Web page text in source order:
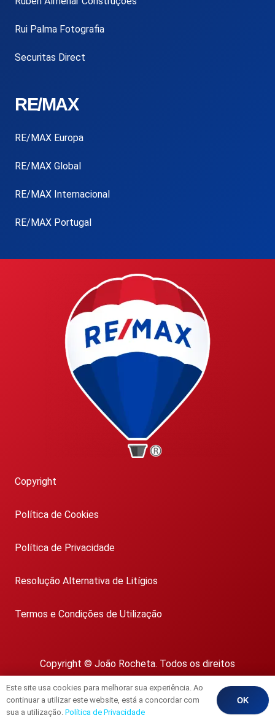
Rui Palma Fotografia
Securitas Direct
RE/MAX
RE/MAX Europa
RE/MAX Global
RE/MAX Internacional
RE/MAX Portugal
Copyright
Política de Cookies
Política de Privacidade
Resolução Alternativa de Litígios
Termos e Condições de Utilização
Copyright © João Rocheta. Todos os direitos
reservados.
AMI 1718
Este site usa cookies para melhorar sua experiência. Ao
continuar a utilizar este website, está a concordar com
sua a utilização. Política de Privacidade
OK